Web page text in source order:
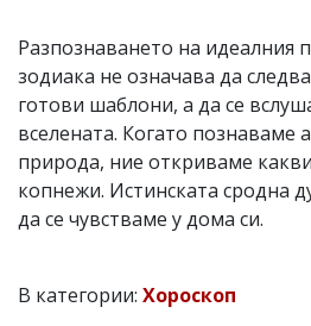
Разпознаването на идеалния
зодиака не означава да
готови шаблони, а да се
вселената. Когато познаваме
природа, ние откриваме
копнежи. Истинската сродна
да се чувстваме у дома си.
В категории: Хороскоп